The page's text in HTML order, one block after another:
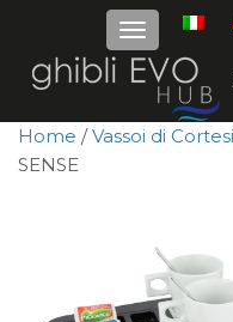
Home /Vassoi di
SENSE